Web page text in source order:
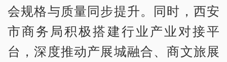
会规格与质量同步提升。同时，西安
市商务局积极搭建行业产业对接平
台，深度推动产展城融合、商文旅展